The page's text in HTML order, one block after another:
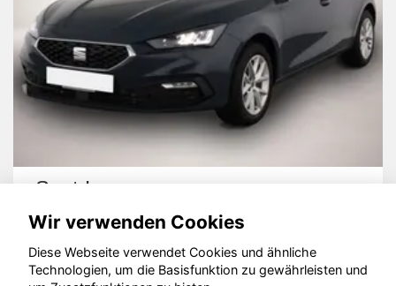
Seat Leon
Wir verwenden Cookies
Diese Webseite verwendet Cookies und ähnliche
Technologien, um die Basisfunktion zu gewährleisten und